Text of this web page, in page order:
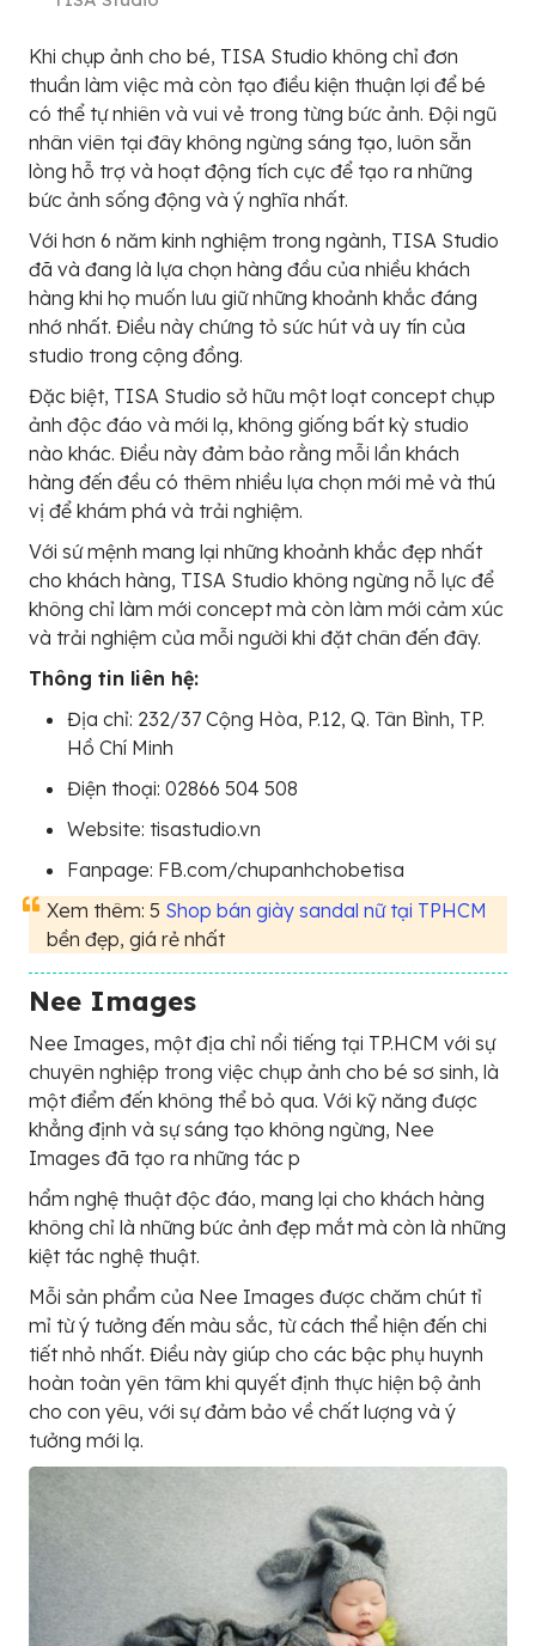
Khi chụp ảnh cho bé, TISA Studio không chỉ đơn
thuần làm việc mà còn tạo điều kiện thuận lợi để bé
có thể tự nhiên và vui vẻ trong từng bức ảnh. Đội ngũ
nhân viên tại đây không ngừng sáng tạo, luôn sẵn
lòng hỗ trợ và hoạt động tích cực để tạo ra những
bức ảnh sống động và ý nghĩa nhất.
Với hơn 6 năm kinh nghiệm trong ngành, TISA Studio
đã và đang là lựa chọn hàng đầu của nhiều khách
hàng khi họ muốn lưu giữ những khoảnh khắc đáng
nhớ nhất. Điều này chứng tỏ sức hút và uy tín của
studio trong cộng đồng.
Đặc biệt, TISA Studio sở hữu một loạt concept chụp
ảnh độc đáo và mới lạ, không giống bất kỳ studio
nào khác. Điều này đảm bảo rằng mỗi lần khách
hàng đến đều có thêm nhiều lựa chọn mới mẻ và thú
vị để khám phá và trải nghiệm.
Với sứ mệnh mang lại những khoảnh khắc đẹp nhất
cho khách hàng, TISA Studio không ngừng nỗ lực để
không chỉ làm mới concept mà còn làm mới cảm xúc
và trải nghiệm của mỗi người khi đặt chân đến đây.
Thông tin liên hệ:
Địa chỉ: 232/37 Cộng Hòa, P.12, Q. Tân Bình, TP.
Hồ Chí Minh
Điện thoại: 02866 504 508
Website: tisastudio.vn
Fanpage: FB.com/chupanhchobetisa
Xem thêm: 5 Shop bán giày sandal nữ tại TPHCM
bền đẹp, giá rẻ nhất
Nee Images
Nee Images, một địa chỉ nổi tiếng tại TP.HCM với sự
chuyên nghiệp trong việc chụp ảnh cho bé sơ sinh, là
một điểm đến không thể bỏ qua. Với kỹ năng được
khẳng định và sự sáng tạo không ngừng, Nee
Images đã tạo ra những tác p
hẩm nghệ thuật độc đáo, mang lại cho khách hàng
không chỉ là những bức ảnh đẹp mắt mà còn là những
kiệt tác nghệ thuật.
Mỗi sản phẩm của Nee Images được chăm chút tỉ
mỉ từ ý tưởng đến màu sắc, từ cách thể hiện đến chi
tiết nhỏ nhất. Điều này giúp cho các bậc phụ huynh
hoàn toàn yên tâm khi quyết định thực hiện bộ ảnh
cho con yêu, với sự đảm bảo về chất lượng và ý
tưởng mới lạ.